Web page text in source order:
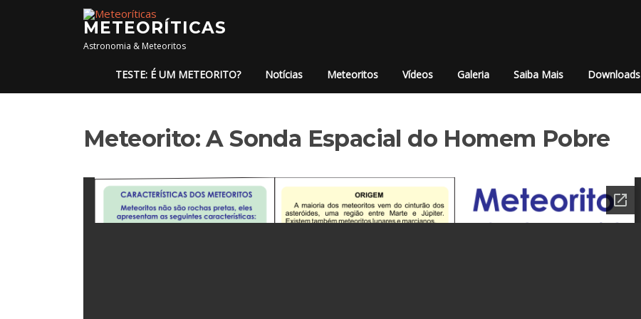
Pular para o conteúdo
METEORÍTICAS
Astronomia & Meteoritos
TESTE: É UM METEORITO? Notícias Meteoritos Vídeos Galeria Saiba Mais Downloads
Meteorito: A Sonda Espacial do Homem Pobre